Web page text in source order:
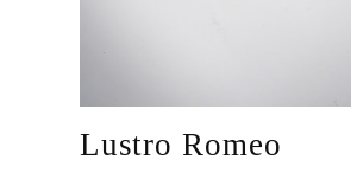
Lustro Romeo